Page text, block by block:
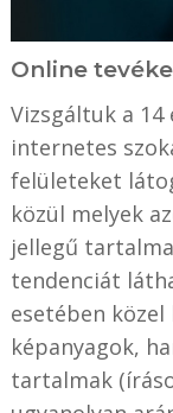
Online
Vizsgáltuk a
internetes
felületeket
közül melyek
jellegű
tendenciát
esetében közel
képanyagok,
tartalmak